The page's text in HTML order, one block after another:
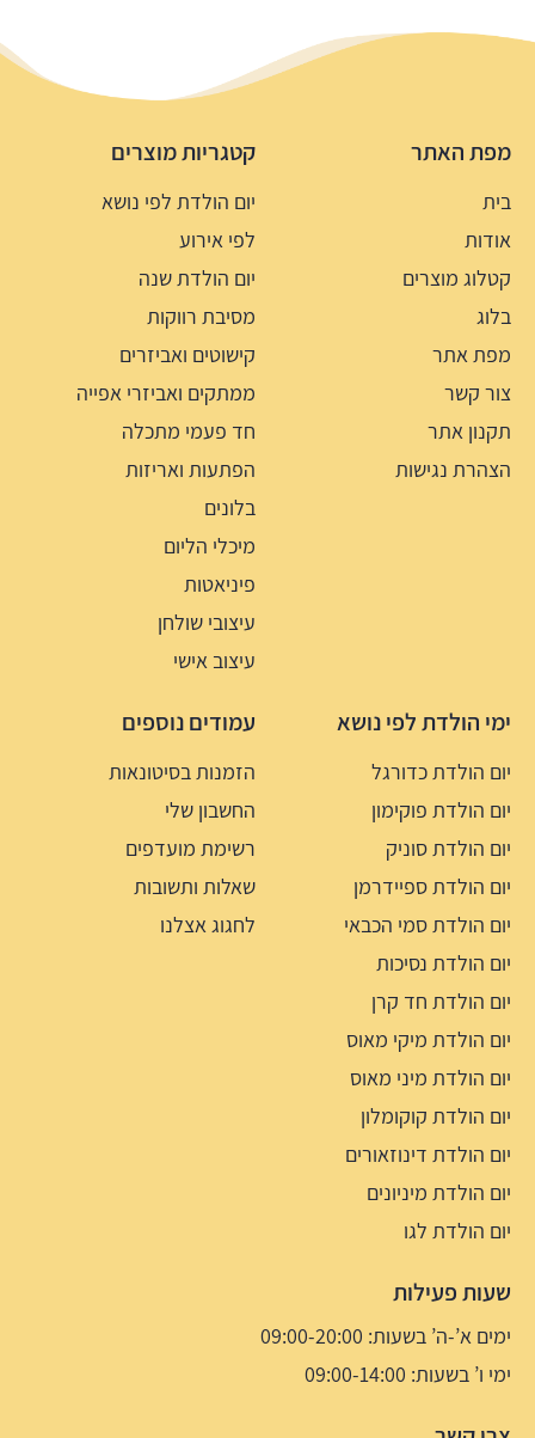
מפת האתר
בית
אודות
קטלוג מוצרים
בלוג
מפת אתר
צור קשר
תקנון אתר
הצהרת נגישות
קטגריות מוצרים
יום הולדת לפי נושא
לפי אירוע
יום הולדת שנה
מסיבת רווקות
קישוטים ואביזרים
ממתקים ואביזרי אפייה
חד פעמי מתכלה
הפתעות ואריזות
בלונים
מיכלי הליום
פיניאטות
עיצובי שולחן
עיצוב אישי
ימי הולדת לפי נושא
יום הולדת כדורגל
יום הולדת פוקימון
יום הולדת סוניק
יום הולדת ספיידרמן
יום הולדת סמי הכבאי
יום הולדת נסיכות
יום הולדת חד קרן
יום הולדת מיקי מאוס
יום הולדת מיני מאוס
יום הולדת קוקומלון
יום הולדת דינוזאורים
יום הולדת מיניונים
יום הולדת לגו
עמודים נוספים
הזמנות בסיטונאות
החשבון שלי
רשימת מועדפים
שאלות ותשובות
לחגוג אצלנו
שעות פעילות
ימים א’-ה’ בשעות: 09:00-20:00
ימי ו’ בשעות: 09:00-14:00